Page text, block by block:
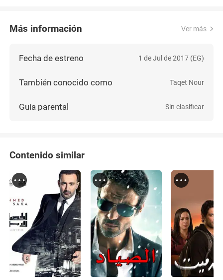
Más información Ver más
Fecha de estreno 1 de Jul de 2017 (EG)
También conocido como Taqet Nour
Guía parental Sin clasificar
Contenido similar